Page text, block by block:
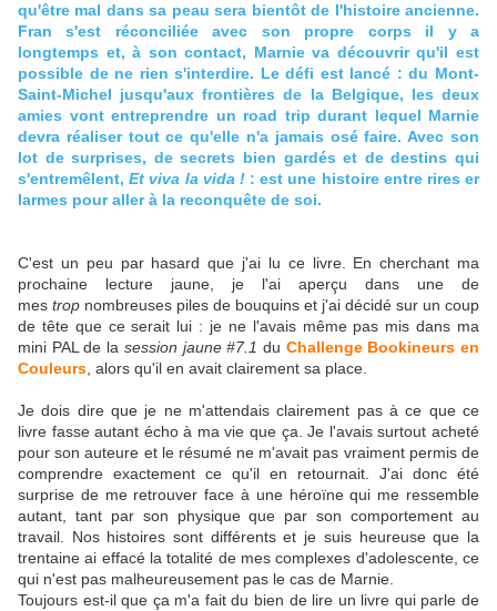
qu'être mal dans sa peau sera bientôt de l'histoire ancienne.
Fran s'est réconciliée avec son propre corps il y a
longtemps et, à son contact, Marnie va découvrir qu'il est
possible de ne rien s'interdire. Le défi est lancé : du Mont-
Saint-Michel jusqu'aux frontières de la Belgique, les deux
amies vont entreprendre un road trip durant lequel Marnie
devra réaliser tout ce qu'elle n'a jamais osé faire. Avec son
lot de surprises, de secrets bien gardés et de destins qui
s'entremêlent,Et viva la vida !: est une histoire entre rires er
larmes pour aller à la reconquête de soi.
C'est un peu par hasard que j'ai lu ce livre. En cherchant ma
prochaine lecture jaune, je l'ai aperçu dans une de
mes trop nombreuses piles de bouquins et j'ai décidé sur un coup
de tête que ce serait lui : je ne l'avais même pas mis dans ma
mini PAL de la session jaune #7.1 du Challenge Bookineurs en
Couleurs , alors qu'il en avait clairement sa place.
Je dois dire que je ne m'attendais clairement pas à ce que ce
livre fasse autant écho à ma vie que ça. Je l'avais surtout acheté
pour son auteure et le résumé ne m'avait pas vraiment permis de
comprendre exactement ce qu'il en retournait. J'ai donc été
surprise de me retrouver face à une héroïne qui me ressemble
autant, tant par son physique que par son comportement au
travail. Nos histoires sont différents et je suis heureuse que la
trentaine ai effacé la totalité de mes complexes d'adolescente, ce
qui n'est pas malheureusement pas le cas de Marnie.
Toujours est-il que ça m'a fait du bien de lire un livre qui parle de